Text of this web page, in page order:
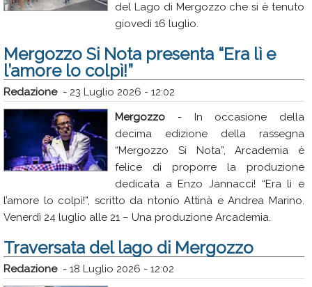
del Lago di Mergozzo che si è tenuto
giovedì 16 luglio.
Mergozzo Si Nota presenta “Era lì e
l’amore lo colpì!”
Redazione- 23 Luglio 2026 - 12:02
Mergozzo - In occasione della
decima edizione della rassegna
“Mergozzo Si Nota”, Arcademia è
felice di proporre la produzione
dedicata a Enzo Jannacci! “Era lì e
l’amore lo colpì!”, scritto da ntonio Attinà e Andrea Marino.
Venerdì 24 luglio alle 21 – Una produzione Arcademia.
Traversata del lago di Mergozzo
Redazione- 18 Luglio 2026 - 12:02